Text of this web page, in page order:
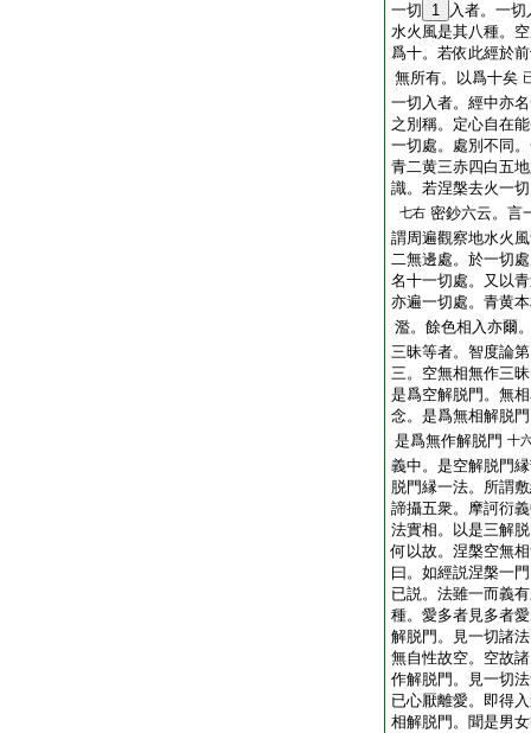
一切
1
入者。一
水火風是其八種。
爲十。若依此經於
無所有。以爲十矣
一切入者。經中亦
之別稱。定心自在
一切處。處別不同
青二黄三赤四白五
識。若涅槃去火一
七右 密鈔六云。言
謂周遍觀察地水火
二無邊處。於一切
名十一切處。又以
亦遍一切處。青黄
濫。餘色相入亦爾
三昧等者。智度論
三。空無相無作三
是爲空解脱門。無
念。是爲無相解脱
是爲無作解脱門 十
義中。是空解脱門
脱門縁一法。所謂
諦攝五衆。摩訶衍
法實相。以是三解
何以故。涅槃空無
曰。如經説涅槃一
已説。法雖一而義
種。愛多者見多者
解脱門。見一切諸
無自性故空。空故
作解脱門。見一切
已心厭離愛。即得
相解脱門。聞是男